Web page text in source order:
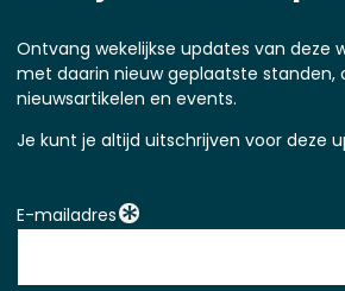
Ontvang wekelijkse updates van deze
met daarin nieuw geplaatste standen,
nieuwsartikelen en events.
Je kunt je altijd uitschrijven voor deze
E-mailadres